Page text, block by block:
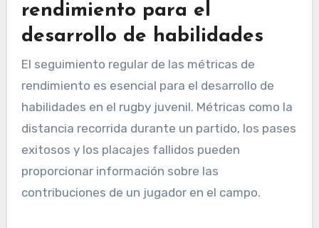
rendimiento para el
desarrollo de habilidades
El seguimiento regular de las métricas de
rendimiento es esencial para el desarrollo de
habilidades en el rugby juvenil. Métricas como la
distancia recorrida durante un partido, los pases
exitosos y los placajes fallidos pueden
proporcionar información sobre las
contribuciones de un jugador en el campo.